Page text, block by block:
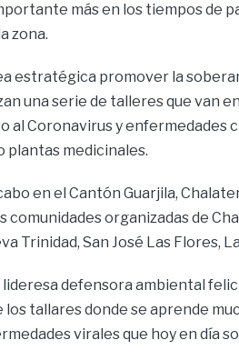
más en los tiempos de
zona.
estratégica promover la
una serie de talleres que van
Coronavirus y enfermedades
plantas medicinales.
en el Cantón Guarjila,
comunidades organizadas de
Trinidad, San José Las Flores,
defensora ambiental
tallares donde se aprende
virales que hoy en día